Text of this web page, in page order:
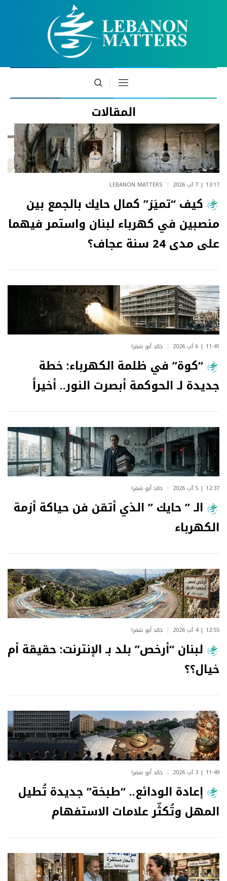
المقالات
13:17 | 7 آب 2026 LEBANON MATTERS
كيف “تميَز” كمال حايك بالجمع بين
منصبين في كهرباء لبنان واستمر فيهما
على مدى 24 سنة عجاف؟
11:41 | 6 آب 2026 خالد أبو شقرا
“كوة” في ظلمة الكهرباء: خطة
جديدة لـ الحوكمة أبصرت النور.. أخيراً
12:37 | 5 آب 2026 خالد أبو شقرا
الـ ” حايك ” الذي أتقن فن حياكة أزمة
الكهرباء
12:55 | 4 آب 2026 خالد أبو شقرا
لبنان “أرخص” بلد بـ الإنترنت: حقيقة أم
خيال؟؟
11:49 | 3 آب 2026 خالد أبو شقرا
إعادة الودائع.. “طبخة” جديدة تُطيل
المهل وتُكثّر علامات الاستفهام